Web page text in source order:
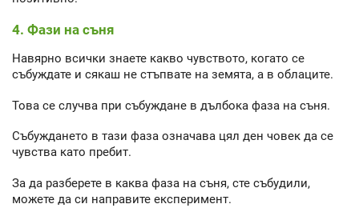
4. Фази на съня
Навярно всички знаете какво чувството, когато се
събуждате и сякаш не стъпвате на земята, а в облаците.
Това се случва при събуждане в дълбока фаза на съня.
Събуждането в тази фаза означава цял ден човек да се
чувства като пребит.
За да разберете в каква фаза на съня, сте събудили,
можете да си направите експеримент.